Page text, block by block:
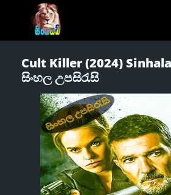
Cult Killer (2024)
සිංහල උපසිරැසි